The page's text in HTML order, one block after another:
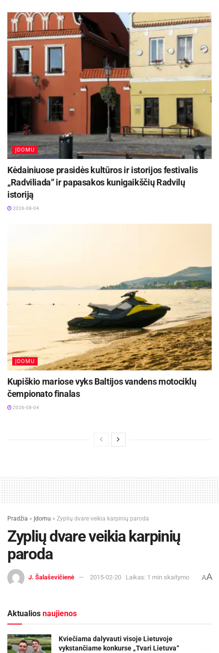
ĮDOMU
Kėdainiuose prasidės kultūros ir istorijos festivalis
„Radviliada“ ir papasakos kunigaikščių Radvilų
istoriją
2026-08-04
ĮDOMU
Kupiškio mariose vyks Baltijos vandens motociklų
čempionato finalas
2026-08-04
Pradžia » Įdomu » Zyplių dvare veikia karpinių paroda
Zyplių dvare veikia karpinių
paroda
J. Šalaševičienė 2015-02-20 Laikas: 1 min skaitymo AA
Aktualios naujienos
Kviečiama dalyvauti visoje Lietuvoje
vykstančiame konkurse „Tvari Lietuva“